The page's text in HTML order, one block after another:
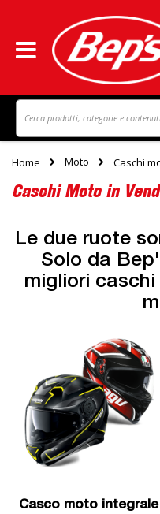
Home Moto Caschi
Caschi Moto in
Le due ruote
Solo da
migliori
Casco moto integrale